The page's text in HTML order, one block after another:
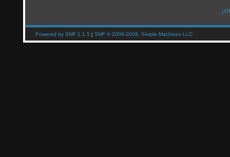
Powered by SMF 1.1.5 | SMF © 2006-2008, Simple Machines LLC